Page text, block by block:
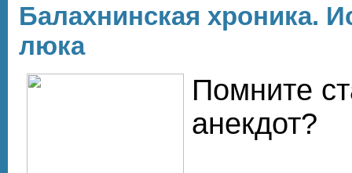
Балахнинская хроника.
люка
Помните
анекдот?